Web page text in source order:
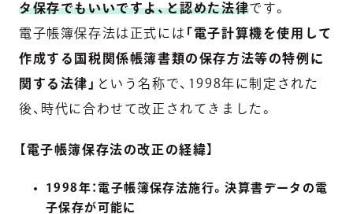
タ保存でもいいですよ、と認めた法律です。
電子帳簿保存法は正式には 「電子計算機を使用して
作成する国税関係帳簿書類の保存方法等の特例に
関する法律」 という名称で、1998年に制定された
後、時代に合わせて改正されてきました。
【 電子帳簿保存法の改正の経緯】
1998年：電子帳簿保存法施行。決算書データの電
子保存が可能に